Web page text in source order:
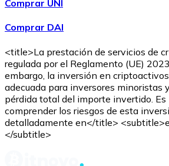
ComprarAlgorandcon transferencia
ALGO
Comprar UNI
Comprar DAI
<title>La prestación de servicios de
regulada por el Reglamento (UE)
embargo, la inversión en
adecuada para inversores minoristas
pérdida total del importe invertido.
comprender los riesgos de esta
detalladamente en</title>
</subtitle>